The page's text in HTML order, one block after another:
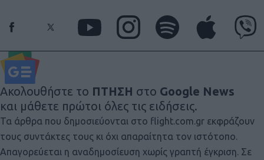
Ακολουθήστε το ΠΤΗΣΗ στο Google News
και μάθετε πρώτοι όλες τις ειδήσεις.
Τα άρθρα που δημοσιεύονται στο flight.com.gr εκφράζουν
τους συντάκτες τους κι όχι απαραίτητα τον ιστότοπο.
Απαγορεύεται η αναδημοσίευση χωρίς γραπτή έγκριση. Σε